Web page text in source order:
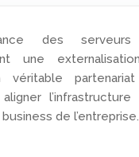
des
une
véritable
de l’entreprise.